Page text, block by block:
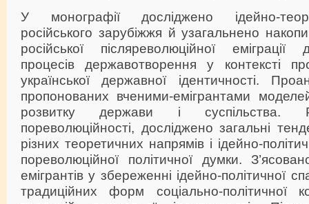
У монографії досліджено ідейно-
російського зарубіжжя й узагальнено
російської післяреволюційної
процесів державотворення у контексті
української державної ідентичності.
пропонованих вченими-емігрантами
розвитку держави і суспільства.
пореволюційності, досліджено загальні
різних теоретичних напрямів і ідейно-
пореволюційної політичної думки.
емігрантів у збереженні ідейно-політичної
традиційних форм соціально-політичної